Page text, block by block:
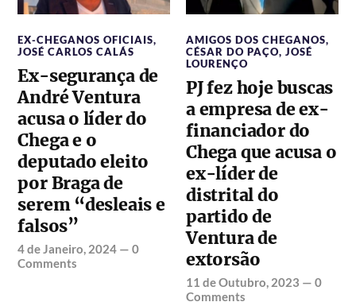
EX-CHEGANOS OFICIAIS,
JOSÉ CARLOS CALÁS
Ex-segurança de
André Ventura
acusa o líder do
Chega e o
deputado eleito
por Braga de
serem “desleais e
falsos”
4 de Janeiro, 2024 —0
Comments
AMIGOS DOS CHEGANOS,
CÉSAR DO PAÇO,JOSÉ
LOURENÇO
PJ fez hoje buscas
a empresa de ex-
financiador do
Chega que acusa o
ex-líder de
distrital do
partido de
Ventura de
extorsão
11 de Outubro, 2023 —0
Comments